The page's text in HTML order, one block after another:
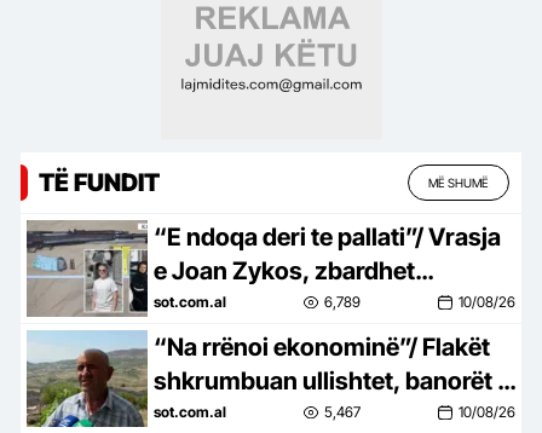
TË FUNDIT MË SHUMË
“E ndoqa deri te pallati”/ Vrasja
e Joan Zykos, zbardhet
dëshmia e e Kristjan Sterjos:
Mora armën në shtëpi dhe…
sot.com.al 6,789 10/08/26
“Na rrënoi ekonominë”/ Flakët
shkrumbuan ullishtet, banorët e
Koilaçit: Zjarri shkatërroi
sot.com.al 5,467 10/08/26